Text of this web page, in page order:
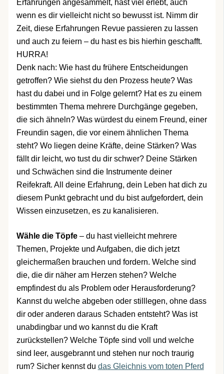
Erfahrungen angesammelt, hast viel erlebt, auch
wenn es dir vielleicht nicht so bewusst ist. Nimm dir
Zeit, diese Erfahrungen Revue passieren zu lassen
und auch zu feiern – du hast es bis hierhin geschafft.
HURRA!
Denk nach: Wie hast du frühere Entscheidungen
getroffen? Wie siehst du den Prozess heute? Was
hast du dabei und in Folge gelernt? Hat es zu einem
bestimmten Thema mehrere Durchgänge gegeben,
die sich ähneln? Was würdest du einem Freund, einer
Freundin sagen, die vor einem ähnlichen Thema
steht? Wo liegen deine Kräfte, deine Stärken? Was
fällt dir leicht, wo tust du dir schwer? Deine Stärken
und Schwächen sind die Instrumente deiner
Reifekraft. All deine Erfahrung, dein Leben hat dich zu
diesem Punkt gebracht und du bist aufgefordert, dein
Wissen einzusetzen, es zu kanalisieren.
Wähle die Töpfe– du hast vielleicht mehrere
Themen, Projekte und Aufgaben, die dich jetzt
gleichermaßen brauchen und fordern. Welche sind
die, die dir näher am Herzen stehen? Welche
empfindest du als Problem oder Herausforderung?
Kannst du welche abgeben oder stilllegen, ohne dass
dir oder anderen daraus Schaden entsteht? Was ist
unabdingbar und wo kannst du die Kraft
zurückstellen? Welche Töpfe sind voll und welche
sind leer, ausgebrannt und stehen nur noch traurig
rum? Sicher kennst du das Gleichnis vom toten Pferd